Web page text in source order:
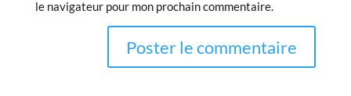
le navigateur pour mon prochain commentaire.